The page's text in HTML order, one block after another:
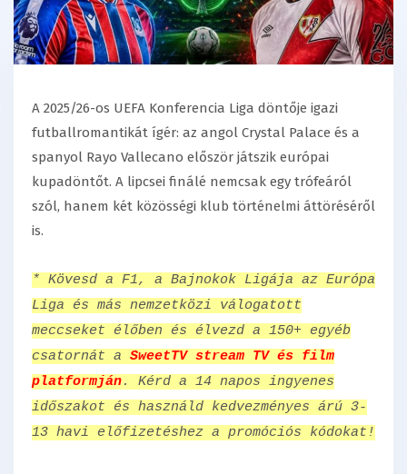
A 2025/26-os UEFA Konferencia Liga döntője igazi
futballromantikát ígér: az angol Crystal Palace és a
spanyol Rayo Vallecano először játszik európai
kupadöntőt. A lipcsei finálé nemcsak egy trófeáról
szól, hanem két közösségi klub történelmi áttöréséről
is.
* Kövesd a F1, a Bajnokok Ligája az Európa
Liga és más nemzetközi válogatott
meccseket élőben és élvezd a 150+ egyéb
csatornát a SweetTV stream TV és film
platformján. Kérd a 14 napos ingyenes
időszakot és használd kedvezményes árú 3-
13 havi előfizetéshez a promóciós kódokat!